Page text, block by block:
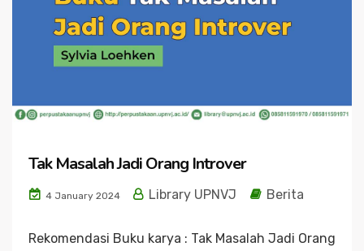
Tak Masalah Jadi Orang Introver
4 January 2024 Library UPNVJ Berita
Rekomendasi Buku karya : Tak Masalah Jadi Orang